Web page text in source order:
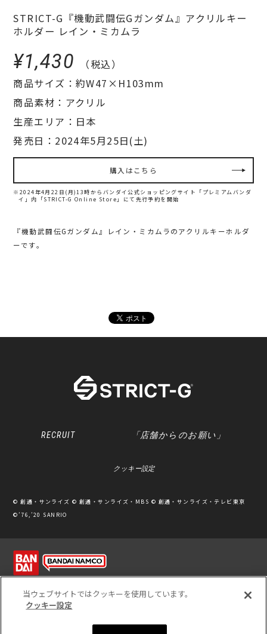
STRICT-G『機動武闘伝Gガンダム』アクリルキー
ホルダー レイン・ミカムラ
¥1,430
（税込）
商品サイズ：約W47×H103mm
商品素材：アクリル
生産エリア：日本
発売日：2024年5月25日(土)
購入はこちら
※2024年4月22日(月)13時からバンダイ公式ショッピングサイト「プレミアムバンダ
イ」内
「STRICT-G Online Store」にて先行予約を開始
『機動武闘伝Gガンダム』レイン・ミカムラのアクリルキーホルダ
ーです。
RECRUIT 「店舗からのお願い」
クッキー設定
© 創通・サンライズ © 創通・サンライズ・MBS © 創通・サンライズ・テレビ東京
©’76,’20 SANRIO
※写真のため、実際の商品と多少カラーが異なる場合があります。
Unauthorized use or reproduction of materials contained in this page is
当ウェブサイトではクッキーを使用しています。
クッキー設定